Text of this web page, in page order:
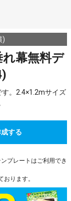
)
幕無料デ
。2.4×1.2mサイズ
する
プレートはご利用でき
ります。